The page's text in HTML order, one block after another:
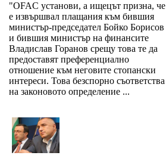
"OFAC установи, а ищецът призна, че
е извършвал плащания към бившия
министър-председател Бойко Борисов
и бившия министър на финансите
Владислав Горанов срещу това те да
предоставят преференциално
отношение към неговите стопански
интереси. Това безспорно съответства
на законовото определение ...